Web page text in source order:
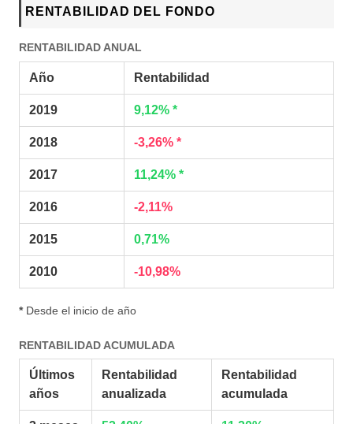
RENTABILIDAD DEL FONDO
RENTABILIDAD ANUAL
Año Rentabilidad
2019 9,12% *
2018 -3,26% *
2017 11,24% *
2016 -2,11%
2015 0,71%
2010 -10,98%
*Desde el inicio de año
RENTABILIDAD ACUMULADA
Últimos
años
Rentabilidad
anualizada
Rentabilidad
acumulada